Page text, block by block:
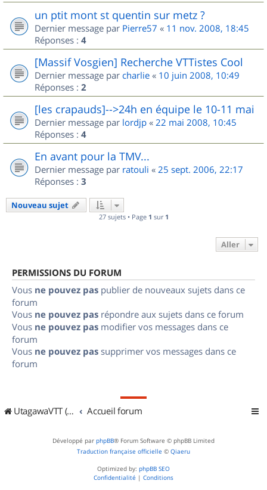
un ptit mont st quentin sur metz ?
Dernier message par Pierre57 « 11 nov. 2008, 18:45
Réponses : 4
[Massif Vosgien] Recherche VTTistes Cool
Dernier message par charlie « 10 juin 2008, 10:49
Réponses : 2
[les crapauds]-->24h en équipe le 10-11 mai
Dernier message par lordjp « 22 mai 2008, 10:45
Réponses : 4
En avant pour la TMV...
Dernier message par ratouli « 25 sept. 2006, 22:17
Réponses : 3
Nouveau sujet
27 sujets • Page 1 sur 1
Aller
PERMISSIONS DU FORUM
Vous ne pouvez pas publier de nouveaux sujets dans ce
forum
Vous ne pouvez pas répondre aux sujets dans ce forum
Vous ne pouvez pas modifier vos messages dans ce
forum
Vous ne pouvez pas supprimer vos messages dans ce
forum
UtagawaVTT (Randos VTT et VTTAE avec traces GPS) Accueil forum
Développé par phpBB® Forum Software © phpBB Limited
Traduction française officielle © Qiaeru
Optimized by: phpBB SEO
Confidentialité | Conditions